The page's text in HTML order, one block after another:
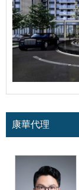
康華代理